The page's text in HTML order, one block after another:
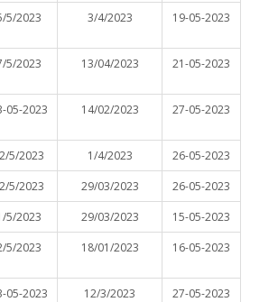
5/2023 3/4/2023 19-05-2023
5/2023 13/04/2023 21-05-2023
05-2023 14/02/2023 27-05-2023
5/2023 1/4/2023
26-05-2023
5/2023 29/03/2023
26-05-2023
5/2023 29/03/2023
15-05-2023
5/2023 18/01/2023 16-05-2023
05-2023 12/3/2023 27-05-2023